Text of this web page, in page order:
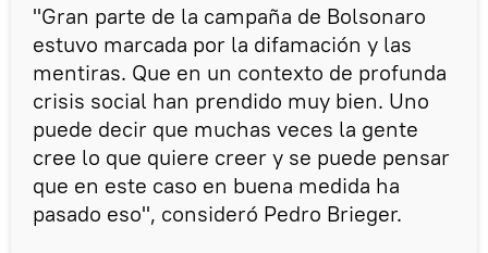
"Gran parte de la campaña de Bolsonaro
estuvo marcada por la difamación y las
mentiras. Que en un contexto de profunda
crisis social han prendido muy bien. Uno
puede decir que muchas veces la gente
cree lo que quiere creer y se puede pensar
que en este caso en buena medida ha
pasado eso", consideró Pedro Brieger.